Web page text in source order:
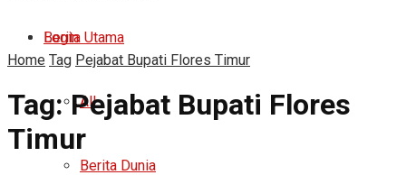
Login
Berita Utama
All
Berita Dunia
Home Tag Pejabat Bupati Flores Timur
Tag:Pejabat Bupati Flores
Timur